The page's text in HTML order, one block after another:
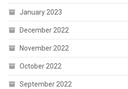
January 2023
December 2022
November 2022
October 2022
September 2022